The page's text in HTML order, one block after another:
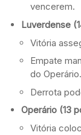
vencerem.
Luverdense
Vitória
Empate
do Operário.
Derrota
Operário (13
Vitória